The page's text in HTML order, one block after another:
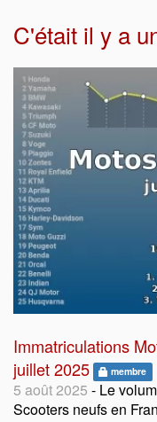
C'était il y a
Immatriculations
juillet 2025
membre
5 août 2025 - Le
Scooters neufs en